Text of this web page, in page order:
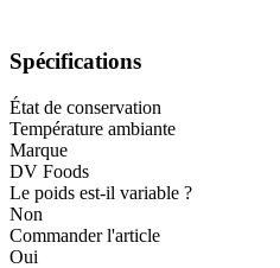
Spécifications
État de conservation
Température ambiante
Marque
DV Foods
Le poids est-il variable ?
Non
Commander l'article
Oui